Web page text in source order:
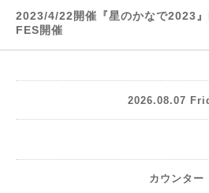
2023/4/22開催『星のかなで2023
FES開催
2026.08.07
カウンター